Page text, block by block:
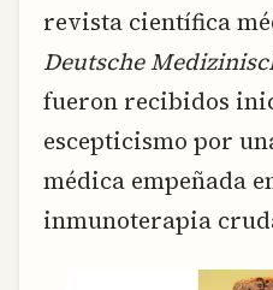
revista científica
Deutsche
fueron recibidos
escepticismo por
médica empeñada
inmunoterapia